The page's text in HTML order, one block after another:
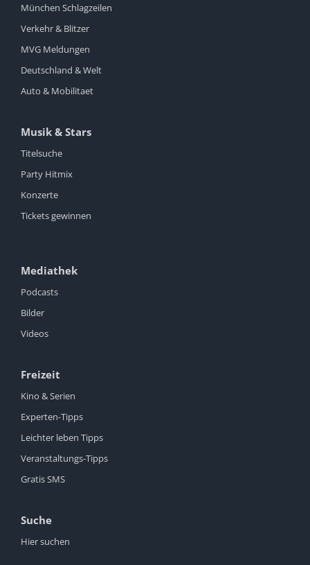
München Schlagzeilen
Verkehr & Blitzer
MVG Meldungen
Deutschland & Welt
Auto & Mobilitaet
Musik & Stars
Titelsuche
Party Hitmix
Konzerte
Tickets gewinnen
Mediathek
Podcasts
Bilder
Videos
Freizeit
Kino & Serien
Experten-Tipps
Leichter leben Tipps
Veranstaltungs-Tipps
Gratis SMS
Suche
Hier suchen